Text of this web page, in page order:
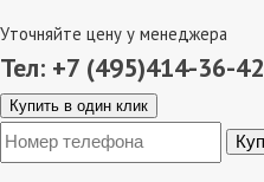
Уточняйте цену у менеджера
Тел: +7 (495)414-36-42
Купить в один клик